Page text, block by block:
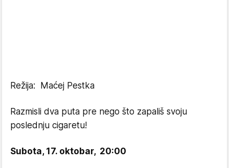
Režija: Maćej Pestka
Razmisli dva puta pre nego što zapališ svoju
poslednju cigaretu!
Subota, 17. oktobar, 20:00